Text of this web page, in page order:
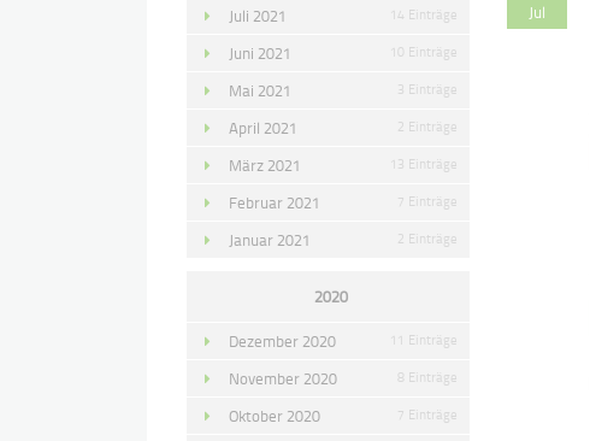
Jul
Juli 2021 14 Einträge
Juni 2021 10 Einträge
Mai 2021 3 Einträge
April 2021 2 Einträge
März 2021 13 Einträge
Februar 2021 7 Einträge
Januar 2021 2 Einträge
2020
Dezember 2020 11 Einträge
November 2020 8 Einträge
Oktober 2020 7 Einträge